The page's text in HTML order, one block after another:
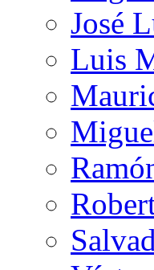
José
Luis